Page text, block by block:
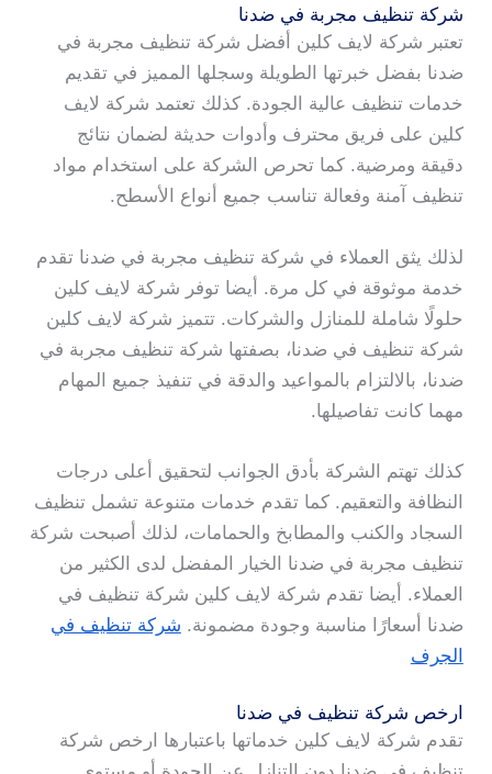
شركة تنظيف مجربة في ضدنا
تعتبر شركة لايف كلين أفضل شركة تنظيف مجربة في
ضدنا بفضل خبرتها الطويلة وسجلها المميز في تقديم
خدمات تنظيف عالية الجودة. كذلك تعتمد شركة لايف
كلين على فريق محترف وأدوات حديثة لضمان نتائج
دقيقة ومرضية. كما تحرص الشركة على استخدام مواد
تنظيف آمنة وفعالة تناسب جميع أنواع الأسطح.
لذلك يثق العملاء في شركة تنظيف مجربة في ضدنا تقدم
خدمة موثوقة في كل مرة. أيضا توفر شركة لايف كلين
حلولًا شاملة للمنازل والشركات. تتميز شركة لايف كلين
شركة تنظيف في ضدنا، بصفتها شركة تنظيف مجربة في
ضدنا، بالالتزام بالمواعيد والدقة في تنفيذ جميع المهام
مهما كانت تفاصيلها.
كذلك تهتم الشركة بأدق الجوانب لتحقيق أعلى درجات
النظافة والتعقيم. كما تقدم خدمات متنوعة تشمل تنظيف
السجاد والكنب والمطابخ والحمامات، لذلك أصبحت شركة
تنظيف مجربة في ضدنا الخيار المفضل لدى الكثير من
العملاء. أيضا تقدم شركة لايف كلين شركة تنظيف في
ضدنا أسعارًا مناسبة وجودة مضمونة. شركة تنظيف في
الجرف
ارخص شركة تنظيف في ضدنا
تقدم شركة لايف كلين خدماتها باعتبارها ارخص شركة